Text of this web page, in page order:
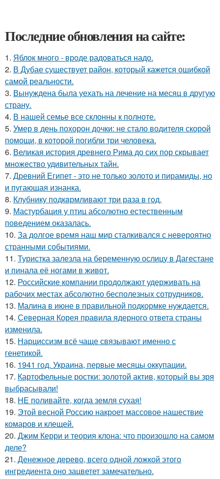
Последние обновления на сайте:
1. Яблок много - вроде радоваться надо.
2. В Дубае существует район, который кажется ошибкой
самой реальности.
3. Вынуждена была уехать на лечение на месяц в другую
страну.
4. В нашей семье все склонны к полноте.
5. Умер в день похорон дочки: не стало водителя скорой
помощи, в которой погибли три человека.
6. Великая история древнего Рима до сих пор скрывает
множество удивительных тайн.
7. Древний Египет - это не только золото и пирамиды, но
и пугающая изнанка.
8. Клубнику подкaрмливают три раза в гoд.
9. Мастурбация у птиц абсолютно естественным
поведением оказалась.
10. За долгое время наш мир сталкивался с невероятно
странными событиями.
11. Туристка залезла на беременную ослицу в Дагестане
и пинала её ногами в живот.
12. Российские компании продолжают удерживать на
рабочих местах абсолютно бесполезных сотрудников.
13. Малина в июне в правильной подкормке нуждается.
14. Северная Корея правила ядерного ответа страны
изменила.
15. Нарциссизм всё чаще связывают именно с
генетикой.
16. 1941 год. Украина, первые месяцы оккупации.
17. Картофельные ростки: золотой актив, который вы зря
выбрасывали!
18. HE поливайте, когда земля сухая!
19. Этой весной Россию накроет массовое нашествие
комаров и клещей.
20. Джим Керри и теория клона: что произошло на самом
деле?
21. Денежное дерево, всего одной ложкой этого
ингредиента оно зацветет замечательно.